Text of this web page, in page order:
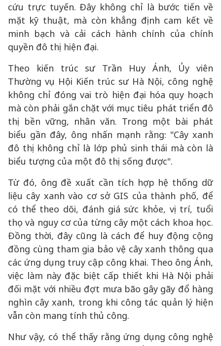
cứu trực tuyến. Đây không chỉ là bước tiến về
mặt kỹ thuật, mà còn khẳng định cam kết về
minh bạch và cải cách hành chính của chính
quyền đô thị hiện đại.
Theo kiến trúc sư Trần Huy Ánh, Ủy viên
Thường vụ Hội Kiến trúc sư Hà Nội, công nghệ
không chỉ đóng vai trò hiện đại hóa quy hoạch
mà còn phải gắn chặt với mục tiêu phát triển đô
thị bền vững, nhân văn. Trong một bài phát
biểu gần đây, ông nhấn mạnh rằng: "Cây xanh
đô thị không chỉ là lớp phủ sinh thái mà còn là
biểu tượng của một đô thị sống được".
Từ đó, ông đề xuất cần tích hợp hệ thống dữ
liệu cây xanh vào cơ sở GIS của thành phố, để
có thể theo dõi, đánh giá sức khỏe, vị trí, tuổi
thọ và nguy cơ của từng cây một cách khoa học.
Đồng thời, đây cũng là cách để huy động cộng
đồng cùng tham gia bảo vệ cây xanh thông qua
các ứng dụng truy cập công khai. Theo ông Ánh,
việc làm này đặc biệt cấp thiết khi Hà Nội phải
đối mặt với nhiều đợt mưa bão gây gãy đổ hàng
nghìn cây xanh, trong khi công tác quản lý hiện
vẫn còn mang tính thủ công.
Như vậy, có thể thấy rằng ứng dụng công nghệ